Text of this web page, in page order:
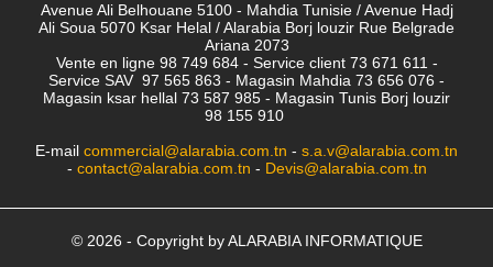
Avenue Ali Belhouane 5100 - Mahdia Tunisie / Avenue Hadj
Ali Soua 5070 Ksar Helal / Alarabia Borj louzir Rue Belgrade
Ariana 2073
Vente en ligne 98 749 684 - Service client 73 671 611 -
Service SAV 97 565 863 - Magasin Mahdia 73 656 076 -
Magasin ksar hellal 73 587 985 - Magasin Tunis Borj louzir
98 155 910
E-mail commercial@alarabia.com.tn - s.a.v@alarabia.com.tn
- contact@alarabia.com.tn - Devis@alarabia.com.tn
© 2026 - Copyright by ALARABIA INFORMATIQUE